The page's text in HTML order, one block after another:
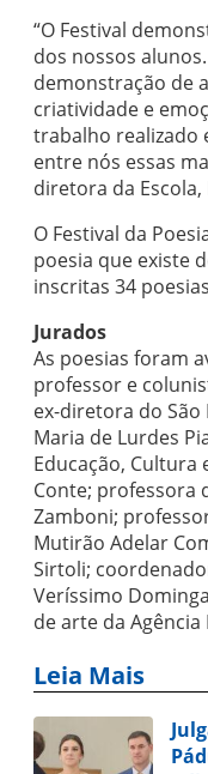
“O Festival
dos nossos
demonstração de
criatividade e
trabalho realizado
entre nós essas
diretora da
O Festival da
poesia que existe
inscritas 34
Jurados
As poesias foram
professor e
ex-diretora do São
Maria de Lurdes
Educação, Cultura
Conte; professora
Zamboni;
Mutirão Adelar
Sirtoli;
Veríssimo
de arte da Agência
Leia Mais